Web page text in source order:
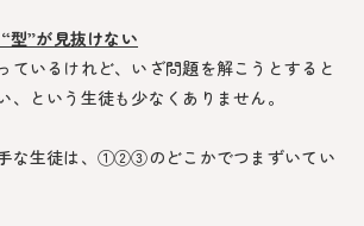
”が見抜けない
ているけれど、いざ問題を解こうとすると
、という生徒も少なくありません。
な生徒は、①②③のどこかでつまずいてい